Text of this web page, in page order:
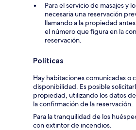
Para el servicio de masajes y
necesaria una reservación
llamando a la propiedad
el número que figura en la
reservación.
Políticas
Hay habitaciones comunicadas o
disponibilidad. Es posible
propiedad, utilizando los datos
la confirmación de la reservación.
Para la tranquilidad de los
con extintor de incendios.